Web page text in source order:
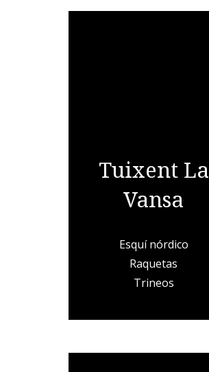
Tuixent La
Vansa
Esquí nórdico
Raquetas
Trineos